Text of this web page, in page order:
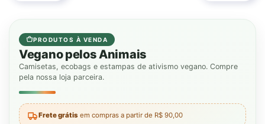
PRODUTOS À VENDA
Vegano pelos Animais
Camisetas, ecobags e estampas de ativismo vegano. Compre
pela nossa loja parceira.
Frete grátis em compras a partir de R$ 90,00